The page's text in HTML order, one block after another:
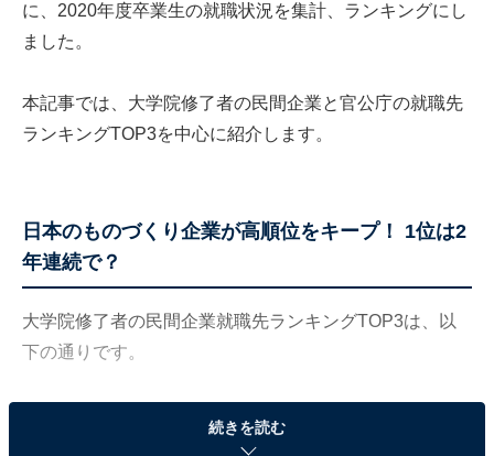
に、2020年度卒業生の就職状況を集計、ランキングにし
ました。
本記事では、大学院修了者の民間企業と官公庁の就職先
ランキングTOP3を中心に紹介します。
日本のものづくり企業が高順位をキープ！ 1位は2
年連続で？
大学院修了者の民間企業就職先ランキングTOP3は、以
下の通りです。
・第2位：アクセンチュア（33人）
続きを読む